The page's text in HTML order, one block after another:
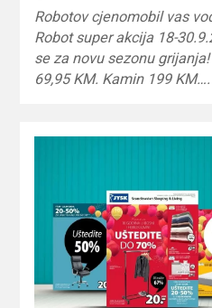
Robotov cjenomobil vas
Robot super akcija 18-
se za novu sezonu
69,95 KM. Kamin 199 KM….